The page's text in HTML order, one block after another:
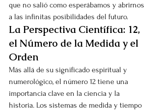
que no salió como esperábamos y abrirnos
a las infinitas posibilidades del futuro.
La Perspectiva Científica: 12,
el Número de la Medida y el
Orden
Más allá de su significado espiritual y
numerológico, el número 12 tiene una
importancia clave en la ciencia y la
historia. Los sistemas de medida y tiempo